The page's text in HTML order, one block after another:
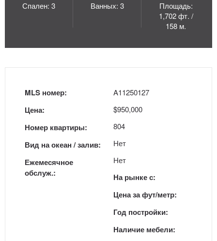
Спален: 3 Ванных: 3
Площадь:
1,702 фт. /
158 м.
MLS номер:
Цена:
Номер квартиры:
Вид на океан / залив:
Ежемесячное
обслуж.:
A11250127
$950,000
804
Нет
Нет
На рынке с:
Цена за фут/метр:
Год постройки:
Наличие мебели: